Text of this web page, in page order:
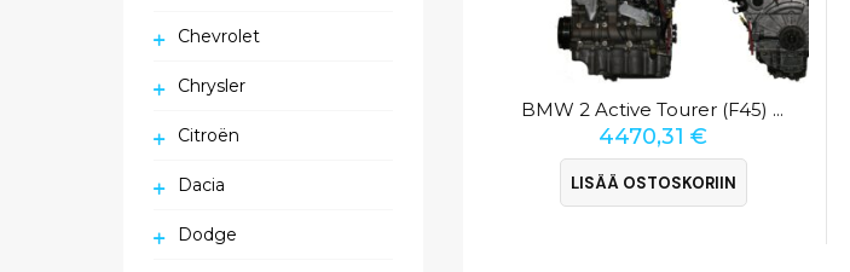
BMW 2 Active Tourer (F45) 220d
4470,31€
LISÄÄ OSTOSKORIIN
Chevrolet
Chrysler
Citroën
Dacia
Dodge